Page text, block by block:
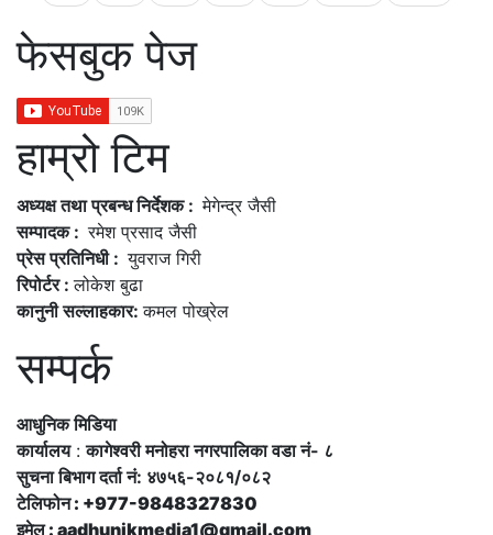
फेसबुक पेज
हाम्रो टिम
अध्यक्ष तथा प्रबन्ध निर्देशक :मेगेन्द्र जैसी
सम्पादक :रमेश प्रसाद जैसी
प्रेस प्रतिनिधी :युवराज गिरी
रिपोर्टर :लोकेश बुढा
कानुनी सल्लाहकार:कमल पोख्रेल
सम्पर्क
आधुनिक मिडिया
कार्यालय:कागेश्वरी मनोहरा नगरपालिका वडा नं- ८
सुचना बिभाग दर्ता नं: ४७५६-२०८१/०८२
टेलिफोन : +977-9848327830
इमेल : aadhunikmedia1@gmail.com